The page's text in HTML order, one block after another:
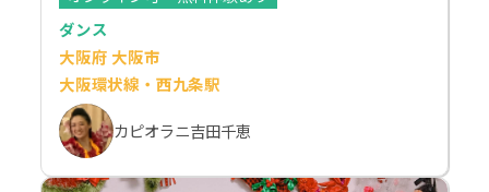
ダンス
大阪府 大阪市
大阪環状線・西九条駅
カピオラニ吉田千恵